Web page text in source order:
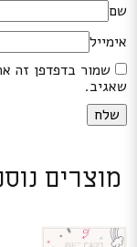
שם
אימייל
שמור בדפדפן זה
שאגיב.
מוצרים